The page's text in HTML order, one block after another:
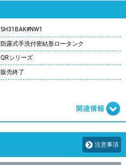
SH31BAK#NW1
防露式手洗付密結形ロータンク
QRシリーズ
販売終了
注意事項